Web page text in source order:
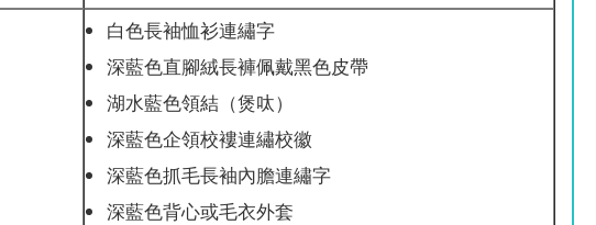
白色長袖恤衫連繡字
深藍色直腳絨長褲佩戴黑色皮帶
湖水藍色領結（煲呔）
深藍色企領校褸連繡校徽
深藍色抓毛長袖內膽連繡字
深藍色背心或毛衣外套